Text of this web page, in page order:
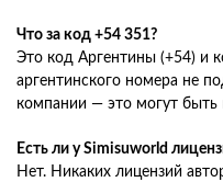
Что за код +54 351?
Это код Аргентины (+54) и
аргентинского номера не
компании — это могут быть
Есть ли у Simisuworld
Нет. Никаких лицензий